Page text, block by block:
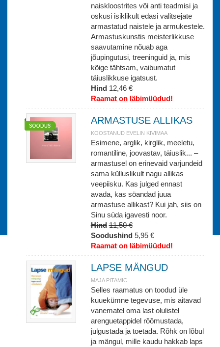
naiskloostrites või anti teadmisi ja
oskusi isiklikult edasi valitsejate
armastatud naistele ja armukestele.
Armastuskunstis meisterlikkuse
saavutamine nõuab aga
jõupingutusi, treeninguid ja, mis
kõige tähtsam, vaibumatut
täiuslikkuse igatsust.
Hind 12,46 €
Raamat on läbimüüdud!
ARMASTUSE ALLIKAS
KOOSTANUD EVELIN KIVIMAA
Esimene, arglik, kirglik, meeletu,
romantiline, joovastav, täiuslik... –
armastusel on erinevaid varjundeid
sama külluslikult nagu allikas
veepiisku. Kas julged ennast
avada, kas söandad juua
armastuse allikast? Kui jah, siis on
Sinu süda igavesti noor.
Hind 11,50 €
Soodushind 5,95 €
Raamat on läbimüüdud!
LAPSE MÄNGUD
MAJA PITAMIC
Selles raamatus on toodud üle
kuuekümne tegevuse, mis aitavad
vanematel oma last olulistel
arenguetappidel rõõmustada,
julgustada ja toetada. Rõhk on lõbul
ja mängul, mille kaudu hakkab laps